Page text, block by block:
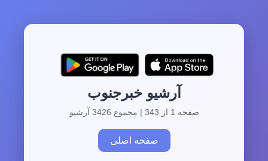
آرشیو خبرجنوب
صفحه 1 از 343 | مجموع 3426 آرشیو
صفحه اصلی